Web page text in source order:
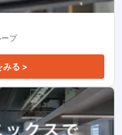
プ
みる >